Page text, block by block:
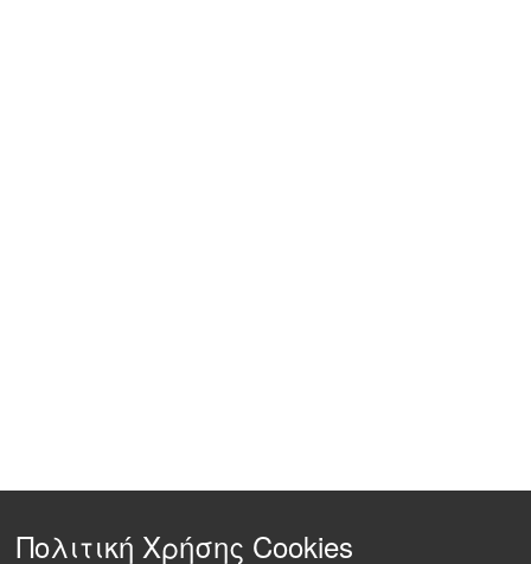
Πολιτική Χρήσης Cookies